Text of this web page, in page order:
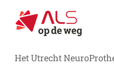
inhoud
Het Utrecht